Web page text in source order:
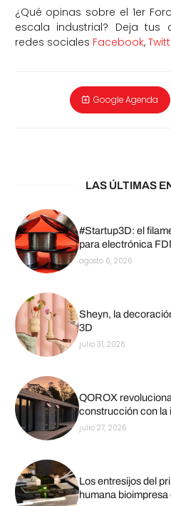
¿Qué opinas sobre el 1er
escala industrial? Deja tus
redes sociales Facebook,
Google Agenda
LAS ÚLTIMAS
#Startup3D: el
para electrónica
agosto 6, 2026
Sheyn, la
3D
julio 31, 2026
QOROX
construcción con la
julio 27, 2026
Los entresijos del
humana bioimpresa